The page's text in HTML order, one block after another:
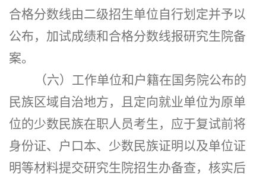
合格分数线由二级招生单位自行划定并予以
公布，加试成绩和合格分数线报研究生院备
案。
（六）工作单位和户籍在国务院公布的
民族区域自治地方，且定向就业单位为原单
位的少数民族在职人员考生， 应于复试前将
身份证、户口本、少数民族证明以及单位证
明等材料提交研究生院招生办备查，核实后